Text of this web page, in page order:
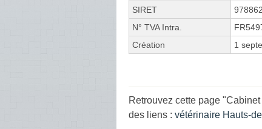
SIRET
N° TVA Intra.
Création
1
Retrouvez cette page
des liens : vétérinaire Hauts-